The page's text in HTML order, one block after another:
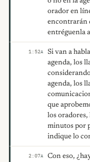
orador en
encontrarán
entréguenla
1:52A
Si van a
agenda, los
agenda, los
que
los
minutos por
indique lo
2:07A
Con eso,